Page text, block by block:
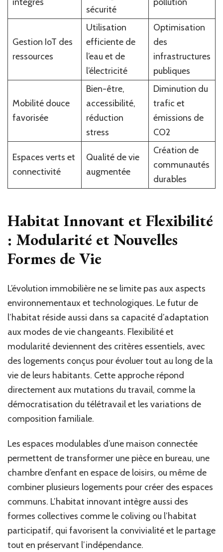
sécurité
Gestion IoT des
ressources
Utilisation
efficiente de
l’eau et de
l’électricité
Optimisation
des
infrastructures
publiques
Mobilité douce
favorisée
Bien-être,
accessibilité,
réduction
stress
Diminution du
trafic et
émissions de
CO2
Espaces verts et
connectivité
Qualité de vie
augmentée
Création de
communautés
durables
Habitat Innovant et Flexibilité
: Modularité et Nouvelles
Formes de Vie
L’évolution immobilière ne se limite pas aux aspects
environnementaux et technologiques. Le futur de
l’habitat réside aussi dans sa capacité d’adaptation
aux modes de vie changeants. Flexibilité et
modularité deviennent des critères essentiels, avec
des logements conçus pour évoluer tout au long de la
vie de leurs habitants. Cette approche répond
directement aux mutations du travail, comme la
démocratisation du télétravail et les variations de
composition familiale.
Les espaces modulables d’une maison connectée
permettent de transformer une pièce en bureau, une
chambre d’enfant en espace de loisirs, ou même de
combiner plusieurs logements pour créer des espaces
communs. L’habitat innovant intègre aussi des
formes collectives comme le coliving ou l’habitat
participatif, qui favorisent la convivialité et le partage
tout en préservant l’indépendance.